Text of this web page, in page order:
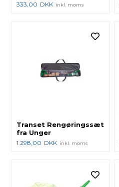
333,00 DKK inkl. moms
Transet Rengøringssæt
fra Unger
1.298,00 DKK inkl. moms